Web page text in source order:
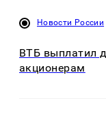
Новости России
ВТБ выплатил
акционерам